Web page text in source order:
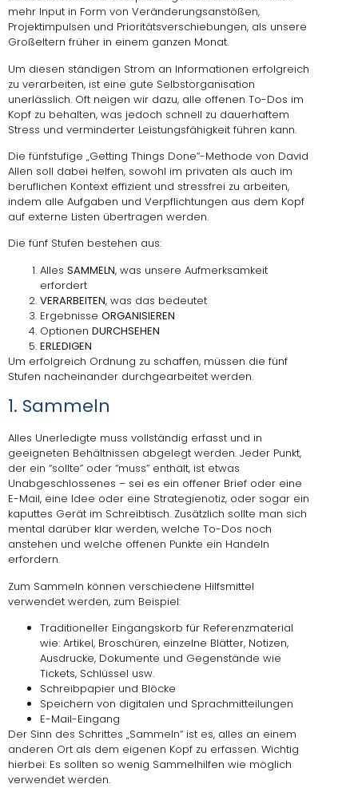
mehr Input in Form von Veränderungsanstößen,
Projektimpulsen und Prioritätsverschiebungen, als unsere
Großeltern früher in einem ganzen Monat.
Um diesen ständigen Strom an Informationen erfolgreich
zu verarbeiten, ist eine gute Selbstorganisation
unerlässlich. Oft neigen wir dazu, alle offenen To-Dos im
Kopf zu behalten, was jedoch schnell zu dauerhaftem
Stress und verminderter Leistungsfähigkeit führen kann.
Die fünfstufige „Getting Things Done“-Methode von David
Allen soll dabei helfen, sowohl im privaten als auch im
beruflichen Kontext effizient und stressfrei zu arbeiten,
indem alle Aufgaben und Verpflichtungen aus dem Kopf
auf externe Listen übertragen werden.
Die fünf Stufen bestehen aus:
Alles SAMMELN, was unsere Aufmerksamkeit
erfordert
VERARBEITEN, was das bedeutet
Ergebnisse ORGANISIEREN
Optionen DURCHSEHEN
ERLEDIGEN
Um erfolgreich Ordnung zu schaffen, müssen die fünf
Stufen nacheinander durchgearbeitet werden.
1. Sammeln
Alles Unerledigte muss vollständig erfasst und in
geeigneten Behältnissen abgelegt werden. Jeder Punkt,
der ein “sollte” oder “muss” enthält, ist etwas
Unabgeschlossenes – sei es ein offener Brief oder eine
E-Mail, eine Idee oder eine Strategienotiz, oder sogar ein
kaputtes Gerät im Schreibtisch. Zusätzlich sollte man sich
mental darüber klar werden, welche To-Dos noch
anstehen und welche offenen Punkte ein Handeln
erfordern.
Zum Sammeln können verschiedene Hilfsmittel
verwendet werden, zum Beispiel:
Traditioneller Eingangskorb für Referenzmaterial
wie: Artikel, Broschüren, einzelne Blätter, Notizen,
Ausdrucke, Dokumente und Gegenstände wie
Tickets, Schlüssel usw.
Schreibpapier und Blöcke
Speichern von digitalen und Sprachmitteilungen
E-Mail-Eingang
Der Sinn des Schrittes „Sammeln“ ist es, alles an einem
anderen Ort als dem eigenen Kopf zu erfassen. Wichtig
hierbei: Es sollten so wenig Sammelhilfen wie möglich
verwendet werden.